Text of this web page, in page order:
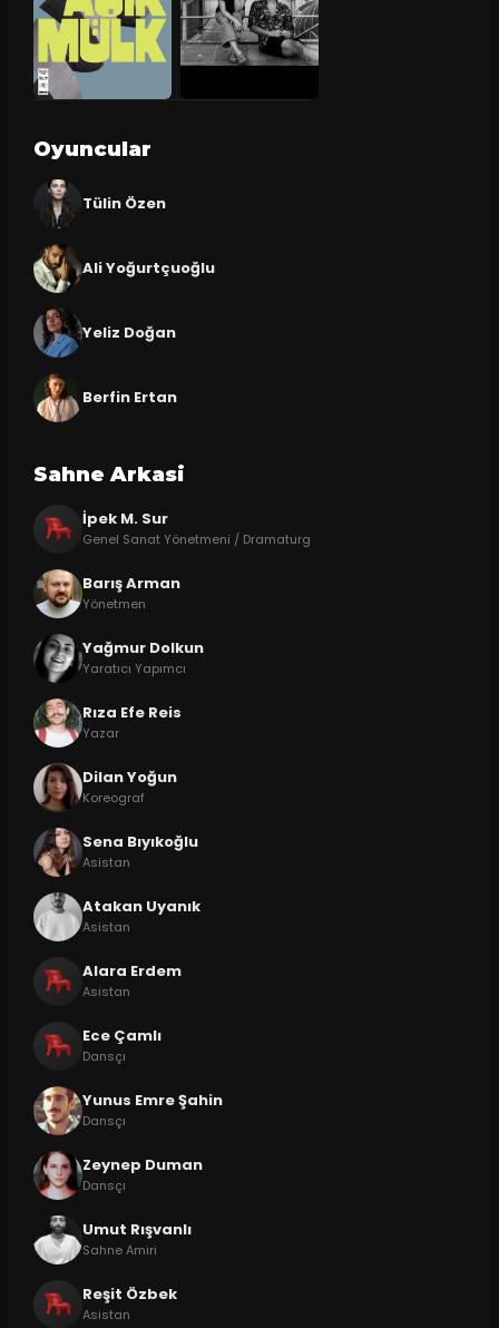
Oyuncular
Tülin Özen
Ali Yoğurtçuoğlu
Yeliz Doğan
Berfin Ertan
Sahne Arkasi
İpek M. Sur
Genel Sanat Yönetmeni / Dramaturg
Barış Arman
Yönetmen
Yağmur Dolkun
Yaratıcı Yapımcı
Rıza Efe Reis
Yazar
Dilan Yoğun
Koreograf
Sena Bıyıkoğlu
Asistan
Atakan Uyanık
Asistan
Alara Erdem
Asistan
Ece Çamlı
Dansçı
Yunus Emre Şahin
Dansçı
Zeynep Duman
Dansçı
Umut Rışvanlı
Sahne Amiri
Reşit Özbek
Asistan